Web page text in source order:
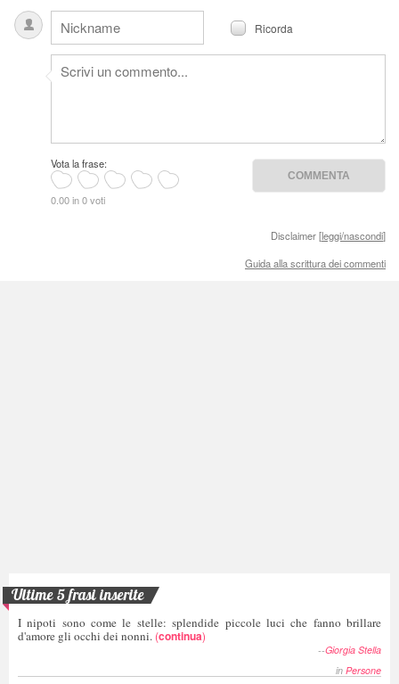
Ricorda
Vota la frase:
0.00 in 0 voti
Disclaimer [leggi/nascondi]
Guida alla scrittura dei commenti
Ultime 5 frasi inserite
I nipoti sono come le stelle: splendide piccole luci che fanno brillare
d'amore gli occhi dei nonni. (continua)
--Giorgia Stella
in Persone